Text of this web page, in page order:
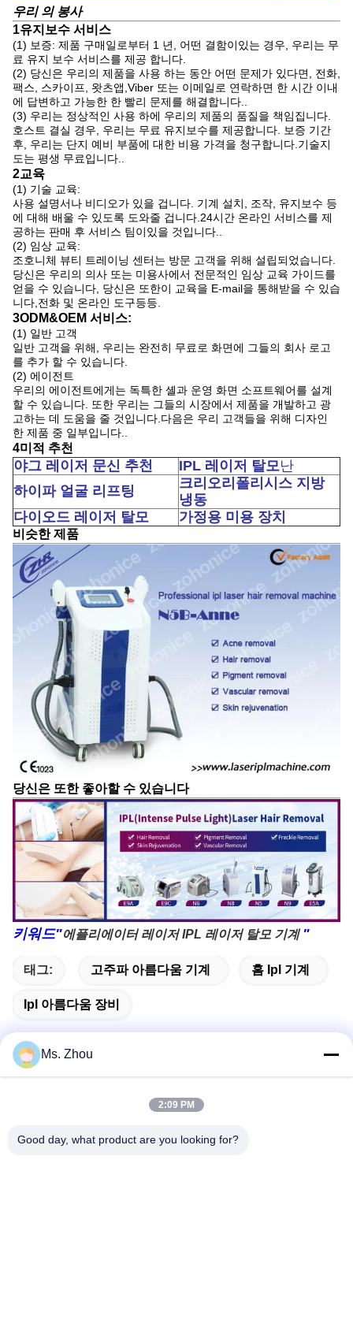
우리 의 봉사
1유지보수 서비스
(1) 보증: 제품 구매일로부터 1 년, 어떤 결함이있는 경우, 우리는 무
료 유지 보수 서비스를 제공 합니다.
(2) 당신은 우리의 제품을 사용 하는 동안 어떤 문제가 있다면, 전화,
팩스, 스카이프, 왓츠앱,Viber 또는 이메일로 연락하면 한 시간 이내
에 답변하고 가능한 한 빨리 문제를 해결합니다..
(3) 우리는 정상적인 사용 하에 우리의 제품의 품질을 책임집니다.
호스트 결실 경우, 우리는 무료 유지보수를 제공합니다. 보증 기간
후, 우리는 단지 예비 부품에 대한 비용 가격을 청구합니다.기술지
도는 평생 무료입니다..
2교육
(1) 기술 교육:
사용 설명서나 비디오가 있을 겁니다. 기계 설치, 조작, 유지보수 등
에 대해 배울 수 있도록 도와줄 겁니다.24시간 온라인 서비스를 제
공하는 판매 후 서비스 팀이있을 것입니다..
(2) 임상 교육:
조호니체 뷰티 트레이닝 센터는 방문 고객을 위해 설립되었습니다.
당신은 우리의 의사 또는 미용사에서 전문적인 임상 교육 가이드를
얻을 수 있습니다, 당신은 또한이 교육을 E-mail을 통해받을 수 있습
니다,전화 및 온라인 도구등등.
3ODM&OEM 서비스:
(1) 일반 고객
일반 고객을 위해, 우리는 완전히 무료로 화면에 그들의 회사 로고
를 추가 할 수 있습니다.
(2) 에이전트
우리의 에이전트에게는 독특한 셸과 운영 화면 소프트웨어를 설계
할 수 있습니다. 또한 우리는 그들의 시장에서 제품을 개발하고 광
고하는 데 도움을 줄 것입니다.다음은 우리 고객들을 위해 디자인
한 제품 중 일부입니다..
4미적 추천
야그 레이저 문신 추천 IPL 레이저 탈모난
하이파 얼굴 리프팅
크리오리폴리시스 지방
냉동
다이오드 레이저 탈모
가정용 미용 장치
비슷한 제품
당신은 또한 좋아할 수 있습니다
키워드"에플리에이터 레이저 IPL 레이저 탈모 기계 "
태그: 고주파 아름다움 기계 홈 Ipl 기계
Ipl 아름다움 장비
주소
Ms. Zhou
2:09 PM
Good day, what product are you looking for?